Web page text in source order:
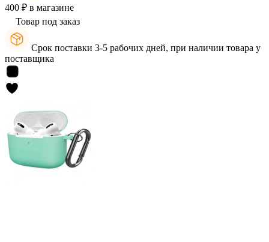
400 ₽ в магазине
Товар под заказ
Срок поставки 3-5 рабочих дней, при наличии товара у
поставщика